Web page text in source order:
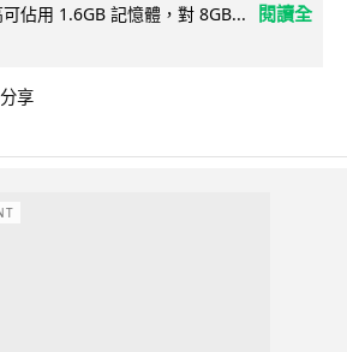
佔用 1.6GB 記憶體，對 8GB...
閱讀全
分享